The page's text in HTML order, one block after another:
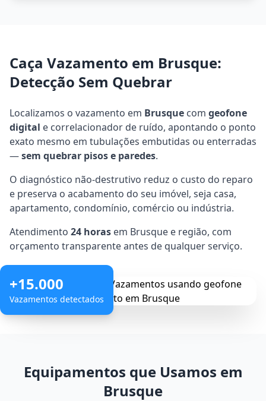
Caça Vazamento em Brusque:
Detecção Sem Quebrar
Localizamos o vazamento em Brusque com geofone
digital e correlacionador de ruído, apontando o ponto
exato mesmo em tubulações embutidas ou enterradas
—sem quebrar pisos e paredes.
O diagnóstico não-destrutivo reduz o custo do reparo
e preserva o acabamento do seu imóvel, seja casa,
apartamento, condomínio, comércio ou indústria.
Atendimento 24 horas em Brusque e região, com
orçamento transparente antes de qualquer serviço.
+15.000
Vazamentos detectados
Equipamentos que Usamos em
Brusque